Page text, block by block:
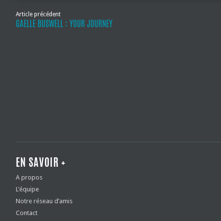
Article précédent
GAELLE BUSWELL : YOUR JOURNEY
EN SAVOIR +
A propos
L’équipe
Notre réseau d’amis
Contact